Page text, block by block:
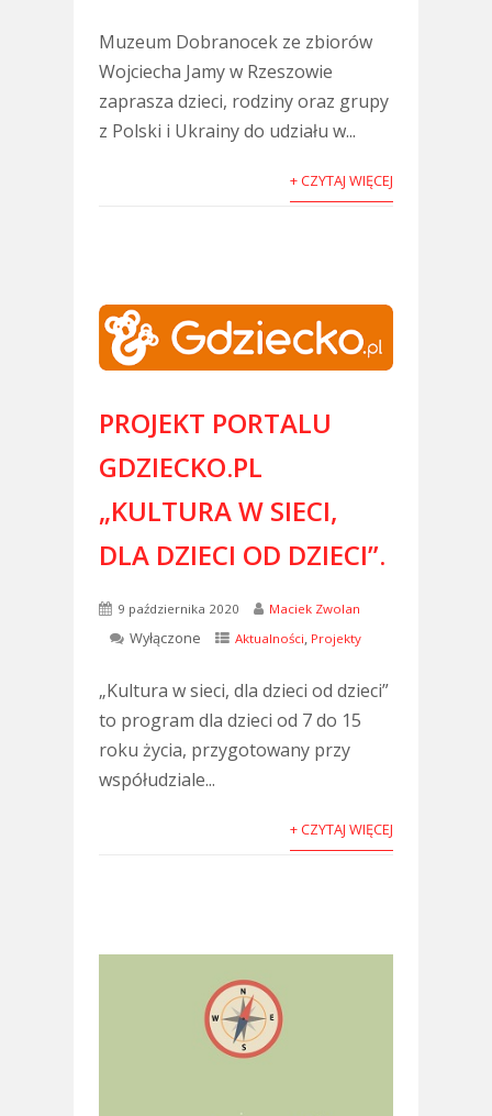
Muzeum Dobranocek ze zbiorów
Wojciecha Jamy w Rzeszowie
zaprasza dzieci, rodziny oraz grupy
z Polski i Ukrainy do udziału w...
+ CZYTAJ WIĘCEJ
PROJEKT PORTALU
GDZIECKO.PL
„KULTURA W SIECI,
DLA DZIECI OD DZIECI”.
9 października 2020 Maciek Zwolan
Wyłączone Aktualności, Projekty
„Kultura w sieci, dla dzieci od dzieci”
to program dla dzieci od 7 do 15
roku życia, przygotowany przy
współudziale...
+ CZYTAJ WIĘCEJ